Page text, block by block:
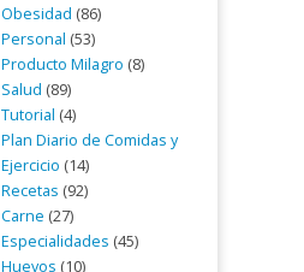
Obesidad (86)
Personal (53)
Producto Milagro (8)
Salud (89)
Tutorial (4)
Plan Diario de Comidas y
Ejercicio (14)
Recetas (92)
Carne (27)
Especialidades (45)
Huevos (10)